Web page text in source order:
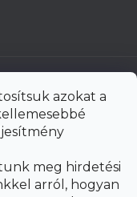
azokat a
meg hirdetési
arról, hogyan